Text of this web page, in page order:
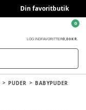
Din favoritbutik
LOG INDFAVORITTER0,00 KR.
0
PUDER BABYPUDER